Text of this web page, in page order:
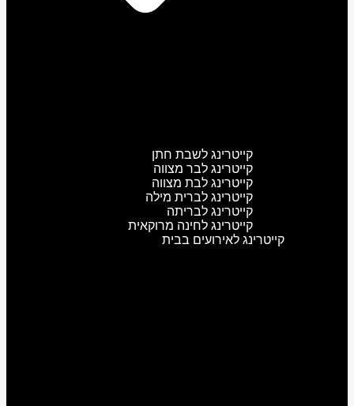
קייטרינג לשבת חתן
קייטרינג לבר מצווה
קייטרינג לבת מצווה
קייטרינג לברית מילה
קייטרינג לבריתה
קייטרינג לחינה מרוקאית
קייטרינג לאירועים בבית